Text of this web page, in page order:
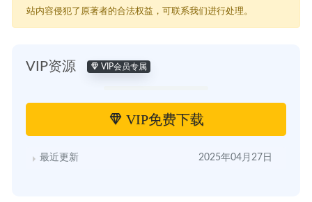
站内容侵犯了原著者的合法权益，可联系我们进行处理。
VIP资源 VIP会员专属
VIP免费下载
最近更新 2025年04月27日